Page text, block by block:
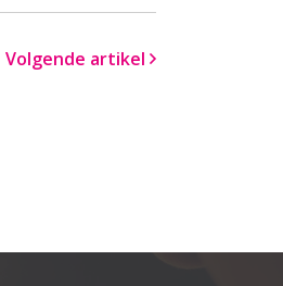
Volgende artikel